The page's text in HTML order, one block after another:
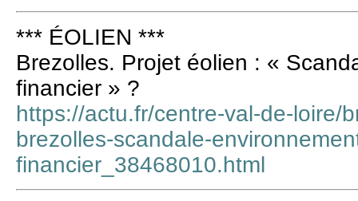
*** ÉOLIEN ***
Brezolles. Projet éolien : «
financier » ?
https://actu.fr/centre-val-de-loire/
brezolles-scandale-
financier_38468010.html